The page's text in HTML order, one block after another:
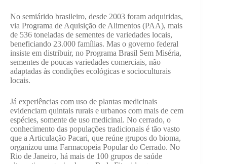
No semiárido brasileiro, desde 2003 foram adquiridas,
via Programa de Aquisição de Alimentos (PAA), mais
de 536 toneladas de sementes de variedades locais,
beneficiando 23.000 famílias. Mas o governo federal
insiste em distribuir, no Programa Brasil Sem Miséria,
sementes de poucas variedades comerciais, não
adaptadas às condições ecológicas e socioculturais
locais.
Já experiências com uso de plantas medicinais
evidenciam quintais rurais e urbanos com mais de cem
espécies, somente de uso medicinal. No cerrado, o
conhecimento das populações tradicionais é tão vasto
que a Articulação Pacari, que reúne grupos do bioma,
organizou uma Farmacopeia Popular do Cerrado. No
Rio de Janeiro, há mais de 100 grupos de saúde